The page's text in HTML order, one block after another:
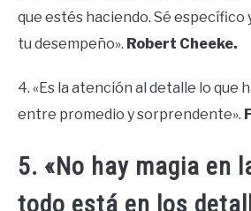
que estés haciendo. Sé específico
tu desempeño». Robert Cheeke.
4. «Es la atención al detalle lo que
entre promedio y sorprendente».
5. «No hay magia en
todo está en los